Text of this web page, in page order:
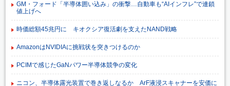
GM・フォード「半導体囲い込み」の衝撃…自動車も“AIインフレ”で連鎖
値上げへ
時価総額45兆円に キオクシア復活劇を支えたNAND戦略
AmazonはNVIDIAに挑戦状を突きつけるのか
PCIMで感じたGaNパワー半導体競争の変化
ニコン、半導体露光装置で巻き返しなるか ArF液浸スキャナーを安価に